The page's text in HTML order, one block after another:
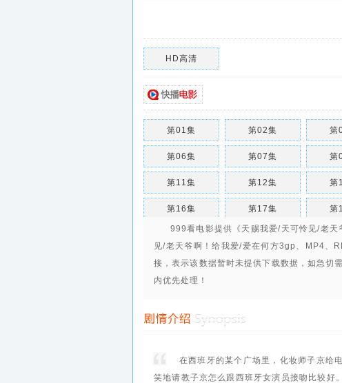
HD高清
第01集 第02集 第
第06集 第07集 第
第11集 第12集 第
第16集 第17集 第
第21集 第22集 第
第26集 第27集 第
第31集
第36集
第46集 第47集 第
999看电影提供《天赐我爱/天可怜见/老天
见/老天爷啊！给我爱/爱在何方3gp、MP4、
接，表示该数据暂时未提供下载数据，如急切
内优先处理！
在西班牙的某个广场里，化妆师子京给
笑地请教子京怎么跟西班牙女演员接吻比较好